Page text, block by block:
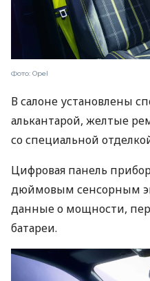
Фото: Opel
В салоне установлены
алькантарой, желтые
со специальной
Цифровая панель
дюймовым сенсорным
данные о мощности,
батареи.